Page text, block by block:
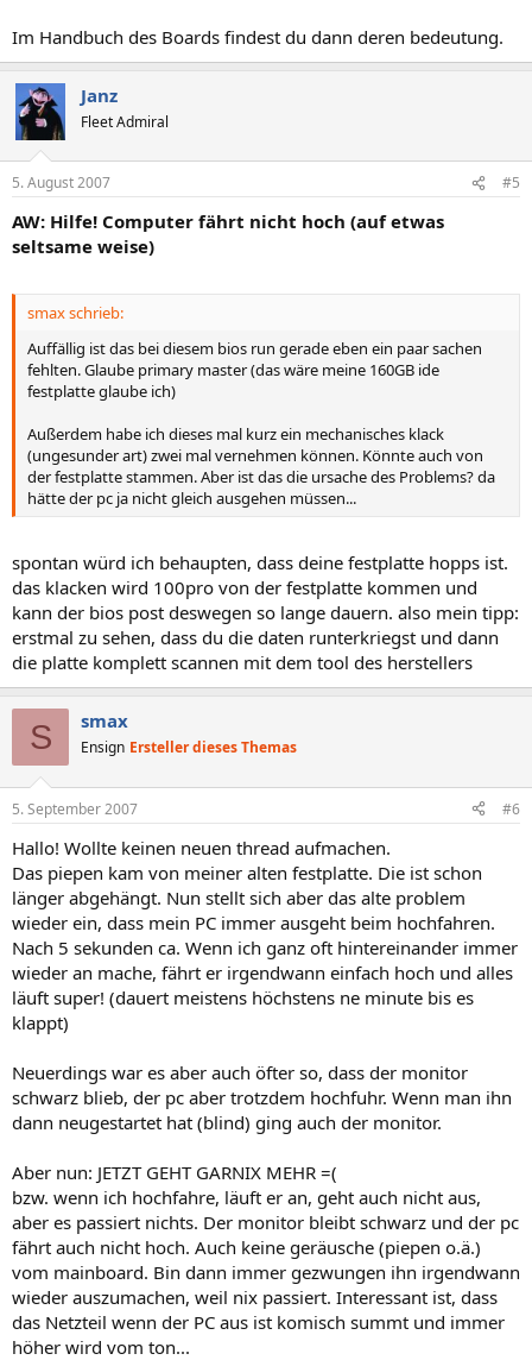
Im Handbuch des Boards findest du dann deren bedeutung.
Janz
Fleet Admiral
5. August 2007 #5
AW: Hilfe! Computer fährt nicht hoch (auf etwas
seltsame weise)
smax schrieb:
Auffällig ist das bei diesem bios run gerade eben ein paar sachen
fehlten. Glaube primary master (das wäre meine 160GB ide
festplatte glaube ich)
Außerdem habe ich dieses mal kurz ein mechanisches klack
(ungesunder art) zwei mal vernehmen können. Könnte auch von
der festplatte stammen. Aber ist das die ursache des Problems? da
hätte der pc ja nicht gleich ausgehen müssen...
spontan würd ich behaupten, dass deine festplatte hopps ist.
das klacken wird 100pro von der festplatte kommen und
kann der bios post deswegen so lange dauern. also mein tipp:
erstmal zu sehen, dass du die daten runterkriegst und dann
die platte komplett scannen mit dem tool des herstellers
S smax
Ensign Ersteller dieses Themas
5. September 2007 #6
Hallo! Wollte keinen neuen thread aufmachen.
Das piepen kam von meiner alten festplatte. Die ist schon
länger abgehängt. Nun stellt sich aber das alte problem
wieder ein, dass mein PC immer ausgeht beim hochfahren.
Nach 5 sekunden ca. Wenn ich ganz oft hintereinander immer
wieder an mache, fährt er irgendwann einfach hoch und alles
läuft super! (dauert meistens höchstens ne minute bis es
klappt)
Neuerdings war es aber auch öfter so, dass der monitor
schwarz blieb, der pc aber trotzdem hochfuhr. Wenn man ihn
dann neugestartet hat (blind) ging auch der monitor.
Aber nun: JETZT GEHT GARNIX MEHR =(
bzw. wenn ich hochfahre, läuft er an, geht auch nicht aus,
aber es passiert nichts. Der monitor bleibt schwarz und der pc
fährt auch nicht hoch. Auch keine geräusche (piepen o.ä.)
vom mainboard. Bin dann immer gezwungen ihn irgendwann
wieder auszumachen, weil nix passiert. Interessant ist, dass
das Netzteil wenn der PC aus ist komisch summt und immer
höher wird vom ton...